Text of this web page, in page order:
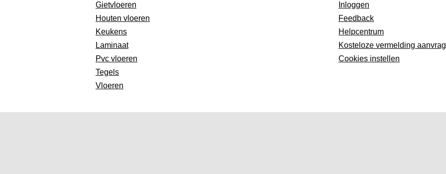
Gietvloeren
Houten vloeren
Keukens
Laminaat
Pvc vloeren
Tegels
Vloeren
Inloggen
Feedback
Helpcentrum
Kosteloze vermelding
Cookies instellen